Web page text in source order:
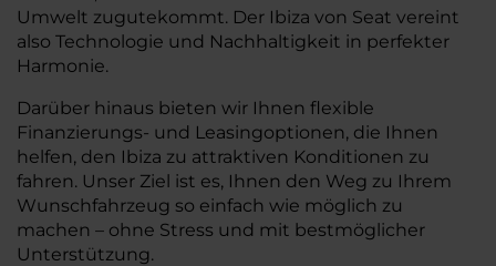
Umwelt zugutekommt. Der Ibiza von Seat vereint
also Technologie und Nachhaltigkeit in perfekter
Harmonie.
Darüber hinaus bieten wir Ihnen flexible
Finanzierungs- und Leasingoptionen, die Ihnen
helfen, den Ibiza zu attraktiven Konditionen zu
fahren. Unser Ziel ist es, Ihnen den Weg zu Ihrem
Wunschfahrzeug so einfach wie möglich zu
machen – ohne Stress und mit bestmöglicher
Unterstützung.